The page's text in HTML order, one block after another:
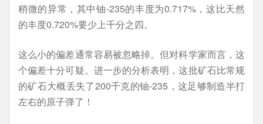
稍微的异常，其中铀-235的丰度为0.717%，这比天然
的丰度0.720%要少上千分之四。
这么小的偏差通常容易被忽略掉。但对科学家而言，这
个偏差十分可疑。进一步的分析表明，这批矿石比常规
的矿石大概丢失了200千克的铀-235，这足够制造半打
左右的原子弹了！